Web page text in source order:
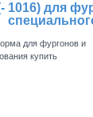
1016) для